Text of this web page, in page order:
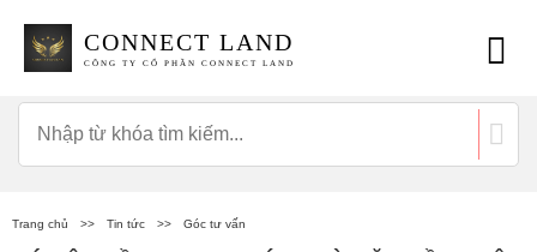
CONNECT LAND
CÔNG TY CỔ PHẦN CONNECT LAND
Trang chủ >> Tin tức >> Góc tư vấn